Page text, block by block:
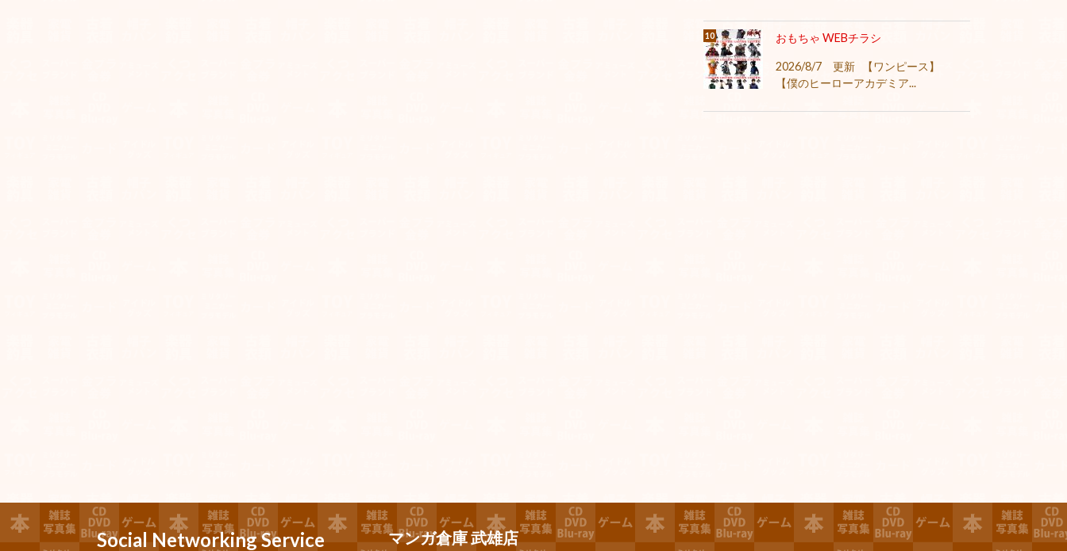
おもちゃ WEBチラシ
2026/8/7 更新 【ワンピース】
【僕のヒーローアカデミア...
Social Networking Service マンガ倉庫 武雄店